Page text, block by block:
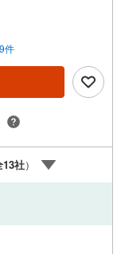
お問い合わせがス
ション●専用平面無
す（細則有）【Yah
】 当店で物件を成
ト！◆エステート白馬
のファイナンシャ
修理サービスが無料
学時、建築士同行
伝えするなどの無
ートCSサポート室
トします
件
13社）